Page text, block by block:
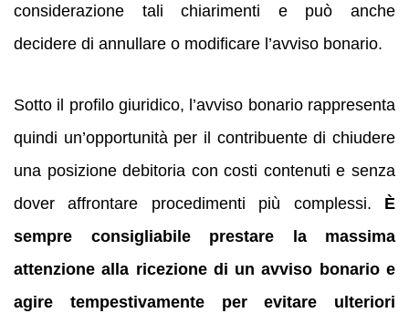
considerazione tali chiarimenti e può anche
decidere di annullare o modificare l’avviso bonario.
Sotto il profilo giuridico, l’avviso bonario rappresenta
quindi un’opportunità per il contribuente di chiudere
una posizione debitoria con costi contenuti e senza
dover affrontare procedimenti più complessi. È
sempre consigliabile prestare la massima
attenzione alla ricezione di un avviso bonario e
agire tempestivamente per evitare ulteriori